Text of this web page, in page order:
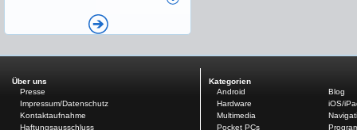
Über uns
Presse
Impressum/Datenschutz
Kontaktaufnahme
Haftungsausschluss
Kategorien
Android
Blog
Hardware
iOS/
Multimedia
Pocket PCs